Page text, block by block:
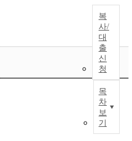
복
사/
대
출
신
청
목
차
보
기